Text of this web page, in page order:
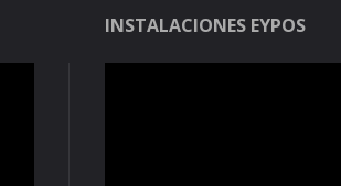
INSTALACIONES EYPOS